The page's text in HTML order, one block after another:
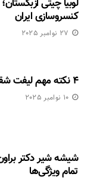
لوبیا چیتی
کنسروسازی ایران
27 نوامبر 2025
۴ نکته مهم لیفت شقیقه با نخ در تهران
10 نوامبر 2025
شیشه شیر دکتر
تمام ویژگی‌ها